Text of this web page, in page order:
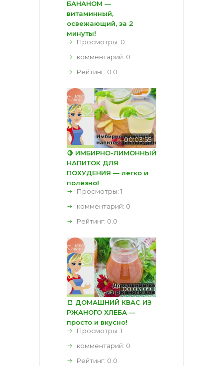
БАНАНОМ —
витаминный,
освежающий, за 2
минуты!
Просмотры: 0
комментарий: 0
Рейтинг: 0.0
00:03:55
🍋 ИМБИРНО-ЛИМОННЫЙ
НАПИТОК ДЛЯ
ПОХУДЕНИЯ — легко и
полезно!
Просмотры: 1
комментарий: 0
Рейтинг: 0.0
00:03:09
🍞 ДОМАШНИЙ КВАС ИЗ
РЖАНОГО ХЛЕБА —
просто и вкусно!
Просмотры: 1
комментарий: 0
Рейтинг: 0.0